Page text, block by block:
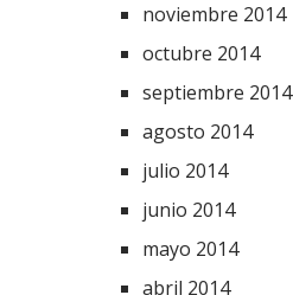
noviembre 2014
octubre 2014
septiembre 2014
agosto 2014
julio 2014
junio 2014
mayo 2014
abril 2014